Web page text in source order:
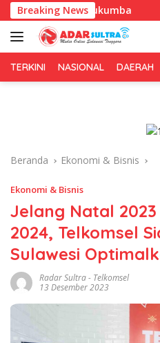
Langsung
ke
konten
Breaking News Tukar
TERKINI NASIONAL DAERAH
Beranda Ekonomi & Bisnis
Ekonomi & Bisnis
Jelang Natal
2024, Telkomsel
Sulawesi
Radar Sultra- Telkomsel
13 Desember 2023